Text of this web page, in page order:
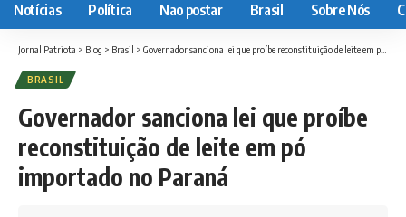
Notícias Política Nao postar Brasil Sobre Nós
Jornal Patriota > Blog > Brasil > Governador sanciona lei que proíbe reconstituição de leite em pó importado no Paraná
BRASIL
Governador sanciona lei que proíbe
reconstituição de leite em pó
importado no Paraná